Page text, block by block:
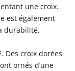
une croix.
est également
durabilité.
Des croix dorées
ornés d’une